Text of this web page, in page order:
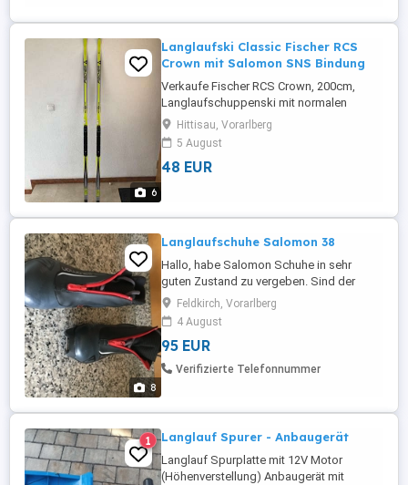
6
Langlaufski Classic Fischer RCS
Crown mit Salomon SNS Bindung
Verkaufe Fischer RCS Crown, 200cm,
Langlaufschuppenski mit normalen
Gebrauchsspuren mit Salomon SNS
Bindung für klassische Technik.
Alternative zu klassischen Wachsskiern.
Ski wurde bereits wieder mit
keine Garantie, ...
Hittisau, Vorarlberg
5 August
48 EUR
8
Langlaufschuhe Salomon 38
Hallo, habe Salomon Schuhe in sehr
guten Zustand zu vergeben. Sind der
Marke Salomon 5 Prolink in der Größe 38.
Werden nicht gebraucht, deshalb Abgabe.
Der Foto sind Original von der Artikel
selbst. Bei Fragen gern melden. Liebe
Grüße
Feldkirch, Vorarlberg
4 August
95 EUR
Verifizierte Telefonnummer
1 Langlauf Spurer - Anbaugerät
Langlauf Spurplatte mit 12V Motor
(Höhenverstellung) Anbaugerät mit